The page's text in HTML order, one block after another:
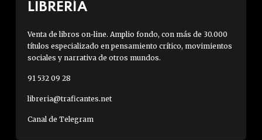
LIBRERÍA
Venta de libros on-line. Amplio fondo, con más de 30.000
títulos especializado en pensamiento crítico, movimientos
sociales y narrativa de otros mundos.
91 532 09 28
libreria@traficantes.net
Canal de Telegram